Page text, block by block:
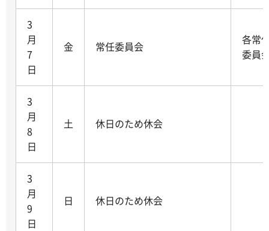
3
月
7
日
金 常任委員会
各常
委員
3
月
8
日
土 休日のため休会
3
月
9
日
日 休日のため休会